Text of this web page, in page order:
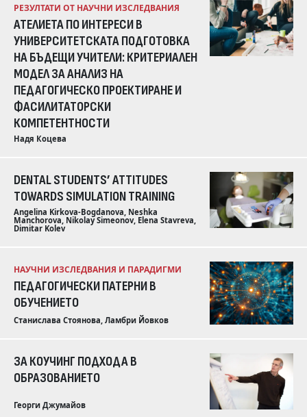
РЕЗУЛТАТИ ОТ НАУЧНИ ИЗСЛЕДВАНИЯ
АТЕЛИЕТА ПО ИНТЕРЕСИ В
УНИВЕРСИТЕТСКАТА ПОДГОТОВКА
НА БЪДЕЩИ УЧИТЕЛИ: КРИТЕРИАЛЕН
МОДЕЛ ЗА АНАЛИЗ НА
ПЕДАГОГИЧЕСКО ПРОЕКТИРАНЕ И
ФАСИЛИТАТОРСКИ
КОМПЕТЕНТНОСТИ
Надя Коцева
DENTAL STUDENTS’ ATTITUDES
TOWARDS SIMULATION TRAINING
Angelina Kirkova-Bogdanova, Neshka
Manchorova, Nikolay Simeonov, Elena Stavreva,
Dimitar Kolev
НАУЧНИ ИЗСЛЕДВАНИЯ И ПАРАДИГМИ
ПЕДАГОГИЧЕСКИ ПАТЕРНИ В
ОБУЧЕНИЕТО
Станислава Стоянова, Ламбри Йовков
ЗА КОУЧИНГ ПОДХОДА В
ОБРАЗОВАНИЕТО
Георги Джумайов